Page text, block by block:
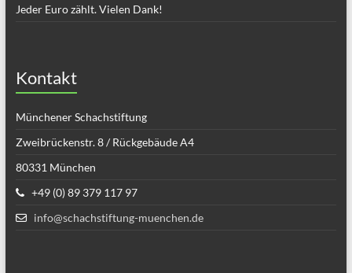
Jeder Euro zählt. Vielen Dank!
Kontakt
Münchener Schachstiftung
Zweibrückenstr. 8 / Rückgebäude A4
80331 München
+49 (0) 89 379 117 97
info@schachstiftung-muenchen.de